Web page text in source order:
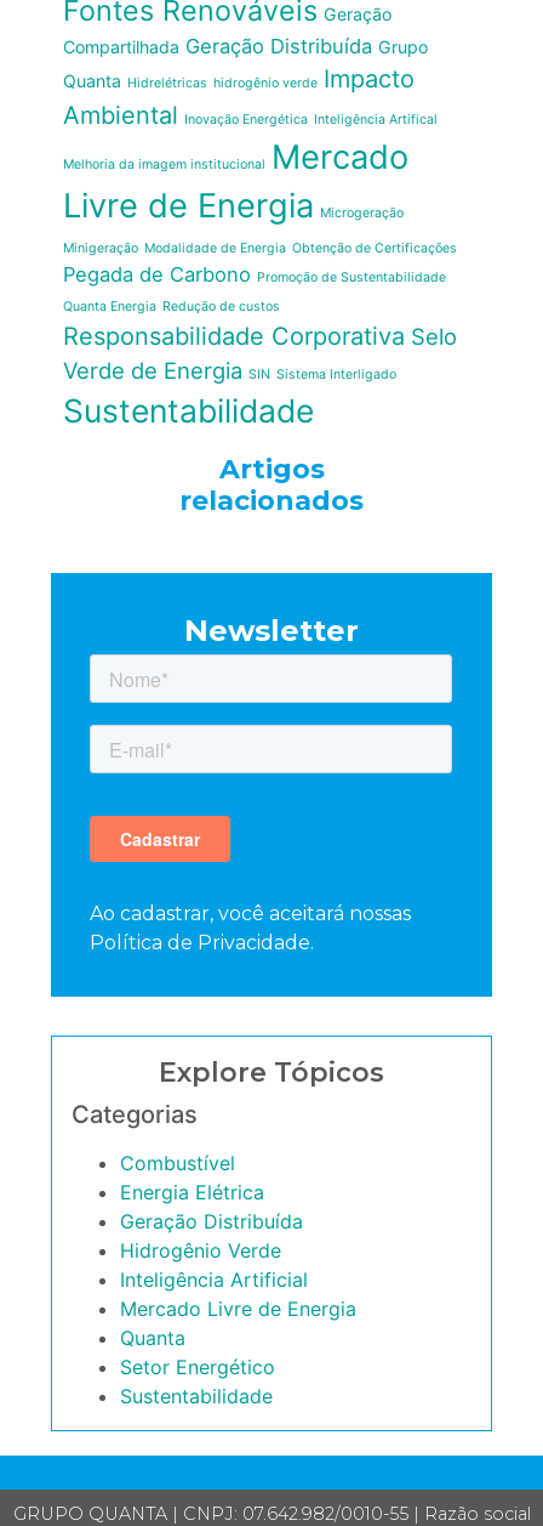
Fontes Renováveis Geração
Compartilhada Geração Distribuída Grupo
Quanta Hidrelétricas hidrogênio verde Impacto
Ambiental Inovação Energética Inteligência Artifical
Melhoria da imagem institucional
Mercado
Livre de Energia Microgeração
Minigeração Modalidade de Energia Obtenção de Certificações
Pegada de Carbono Promoção de Sustentabilidade
Quanta Energia Redução de custos
Responsabilidade Corporativa Selo
Verde de Energia SIN Sistema Interligado
Sustentabilidade
Artigos
relacionados
Newsletter
Ao cadastrar, você aceitará nossas
Política de Privacidade.
Explore Tópicos
Categorias
Combustível
Energia Elétrica
Geração Distribuída
Hidrogênio Verde
Inteligência Artificial
Mercado Livre de Energia
Quanta
Setor Energético
Sustentabilidade
GRUPO QUANTA | CNPJ: 07.642.982/0010-55 | Razão social